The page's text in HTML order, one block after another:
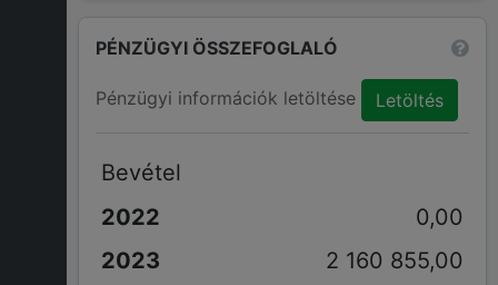
PÉNZÜGYI ÖSSZEFOGLALÓ
Pénzügyi információk letöltése Letöltés
Bevétel
0,00
2 160 855,00